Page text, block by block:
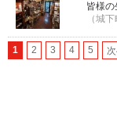
皆様
（城
1 2 3 4 5